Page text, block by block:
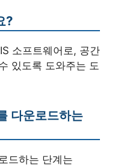
?
소프트웨어로, 공간
있도록 도와주는 도
다운로드하는
드하는 단계는